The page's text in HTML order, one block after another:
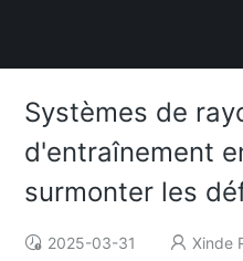
Systèmes de
d'entraînement
surmonter les
2025-03-31 Xinde